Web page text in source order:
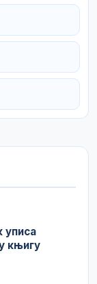
уписа
књигу